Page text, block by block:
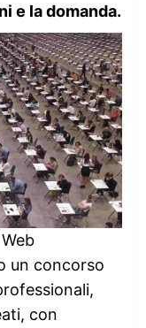
e la domanda.
un concorso
con